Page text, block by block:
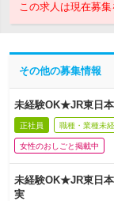
この求人は現在募集
その他の募集情報
未経験OK★JR東日本
正社員 職種・業種未
女性のおしごと掲載中
未経験OK★JR東日
実